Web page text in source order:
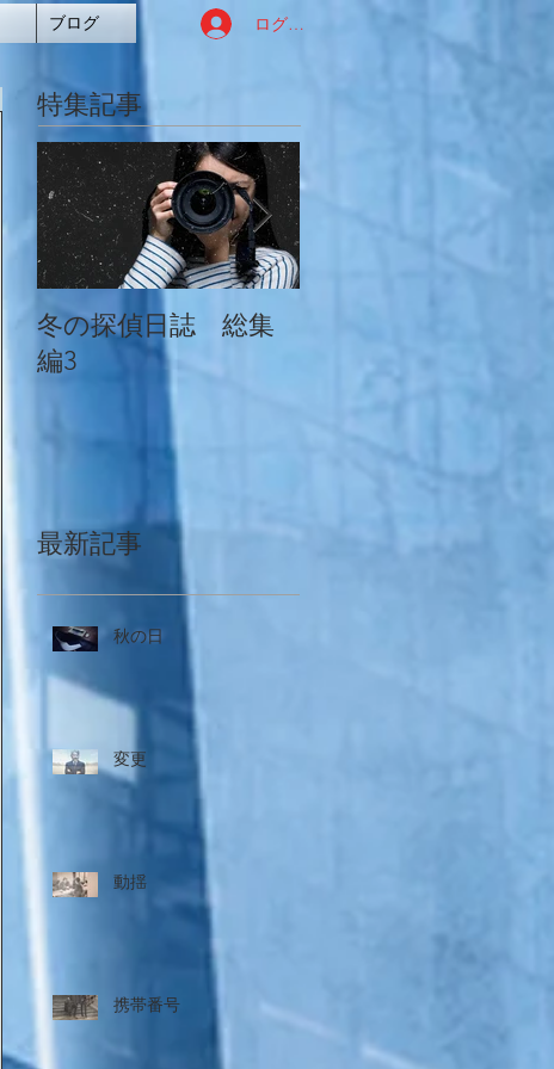
ブログ ログイン
特集記事
冬の探偵日誌 総集
編3
最新記事
秋の日
変更
動揺
携帯番号